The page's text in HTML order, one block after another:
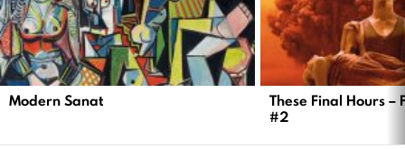
Modern Sanat
These Final Hours –
#2